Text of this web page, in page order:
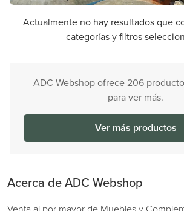
Actualmente no hay resultados que
categorías y filtros
ADC Webshop ofrece 206
para ver más.
Ver más productos
Acerca de ADC Webshop